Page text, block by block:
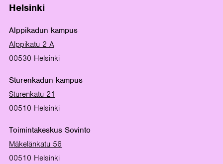
Helsinki
Alppikadun kampus
Alppikatu 2 A
00530 Helsinki
Sturenkadun kampus
Sturenkatu 21
00510 Helsinki
Toimintakeskus Sovinto
Mäkelänkatu 56
00510 Helsinki